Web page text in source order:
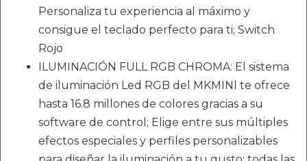
Personaliza tu experiencia al máximo y
consigue el teclado perfecto para ti; Switch
Rojo
ILUMINACIÓN FULL RGB CHROMA: El sistema
de iluminación Led RGB del MKMINI te ofrece
hasta 16.8 millones de colores gracias a su
software de control; Elige entre sus múltiples
efectos especiales y perfiles personalizables